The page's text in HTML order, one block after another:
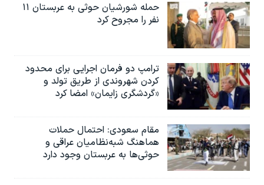
حمله شورشیان حوثی به عربستان ۱۱
نفر را مجروح کرد
ترامپ دو فرمان اجرایی برای محدود
کردن شهروندی از طریق تولد و
«گردشگری زایمان» امضا کرد
مقام سعودی: احتمال حملات
هماهنگ شبه‌نظامیان عراقی و
حوثی‌ها به عربستان وجود دارد